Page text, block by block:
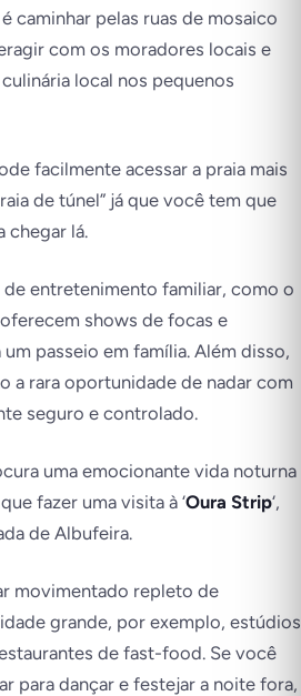
caminhar pelas ruas de mosaico
com os moradores locais e
local nos pequenos
facilmente acessar a praia mais
de túnel” já que você tem que
chegar lá.
de entretenimento familiar, como o
shows de focas e
passeio em família. Além disso,
a rara oportunidade de nadar com
seguro e controlado.
uma emocionante vida noturna
fazer uma visita à ‘Oura Strip‘,
de Albufeira.
movimentado repleto de
grande, por exemplo, estúdios
de fast-food. Se você
para dançar e festejar a noite fora,